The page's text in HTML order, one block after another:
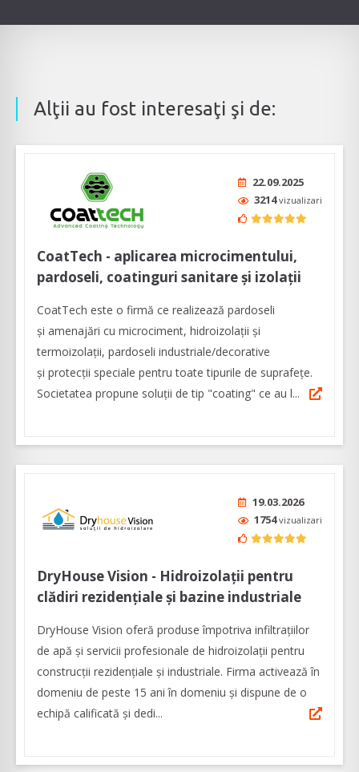
Alţii au fost interesaţi şi de:
22.09.2025
3214vizualizari
CoatTech - aplicarea microcimentului,
pardoseli, coatinguri sanitare şi izolaţii
CoatTech este o firmă ce realizează pardoseli
şi amenajări cu microciment, hidroizolații şi
termoizolaţii, pardoseli industriale/decorative
şi protecții speciale pentru toate tipurile de suprafețe.
Societatea propune soluţii de tip "coating" ce au l...
19.03.2026
1754vizualizari
DryHouse Vision - Hidroizolații pentru
clădiri rezidențiale și bazine industriale
DryHouse Vision oferă produse împotriva infiltrațiilor
de apă și servicii profesionale de hidroizolații pentru
construcții rezidențiale și industriale. Firma activează în
domeniu de peste 15 ani în domeniu și dispune de o
echipă calificată și dedi...